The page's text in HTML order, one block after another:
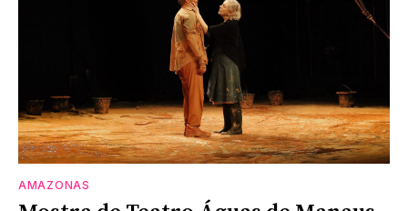
AMAZONAS